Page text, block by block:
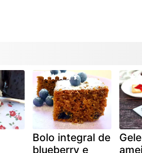
Bolo integral de
blueberry e